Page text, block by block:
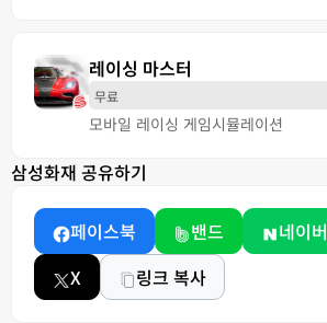
레이싱 마스터
무료
모바일 레이싱 게임시뮬레이션
삼성화재 공유하기
페이스북 밴드 네이버
X
링크 복사